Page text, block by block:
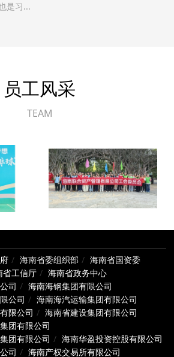
是习...
员工风采
TEAM
海南省委组织部
海南省国资委
省工信厅
海南省政务中心
司
海南海钢集团有限公司
公司
海南海汽运输集团有限公司
限公司
海南省建设集团有限公司
团有限公司
团有限公司
海南华盈投资控股有限公司
司
海南产权交易所有限公司